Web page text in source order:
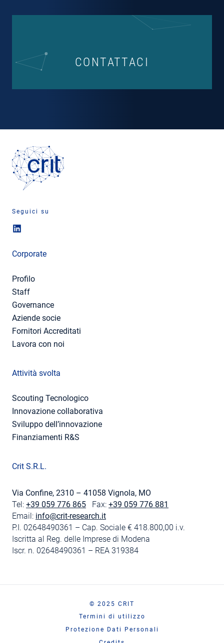
CONTATTACI
Seguici su
Corporate
Profilo
Staff
Governance
Aziende socie
Fornitori Accreditati
Lavora con noi
Attività svolta
Scouting Tecnologico
Innovazione collaborativa
Sviluppo dell’innovazione
Finanziamenti R&S
Crit S.R.L.
Via Confine, 2310 – 41058 Vignola, MO
Tel: +39 059 776 865 Fax: +39 059 776 881
Email: info@crit-research.it
P.I. 02648490361 – Cap. Sociale € 418.800,00 i.v.
Iscritta al Reg. delle Imprese di Modena
Iscr. n. 02648490361 – REA 319384
© 2025 CRIT
Termini di utilizzo
Protezione Dati Personali